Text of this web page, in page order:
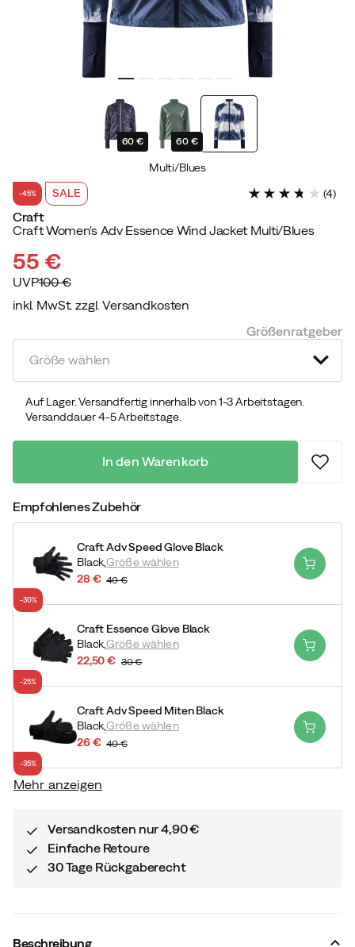
60 € 60 €
Multi/Blues
-45% SALE (4)
Craft
Craft Women's Adv Essence Wind Jacket Multi/Blues
price
55 €
price
UVP100 €
inkl. MwSt. zzgl. Versandkosten
Größenratgeber
Größe wählen
Auf Lager. Versandfertig innerhalb von 1-3 Arbeitstagen.
Versanddauer 4-5 Arbeitstage.
In den Warenkorb
Empfohlenes Zubehör
Craft Adv Speed Glove Black
Black,Größe wählen
28 € 40 €
-30%
Craft Essence Glove Black
Black,Größe wählen
22,50 € 30 €
-25%
Craft Adv Speed Miten Black
Black,Größe wählen
26 € 40 €
-35%
Mehr anzeigen
Versandkosten nur 4,90 €
Einfache Retoure
30 Tage Rückgaberecht
Beschreibung